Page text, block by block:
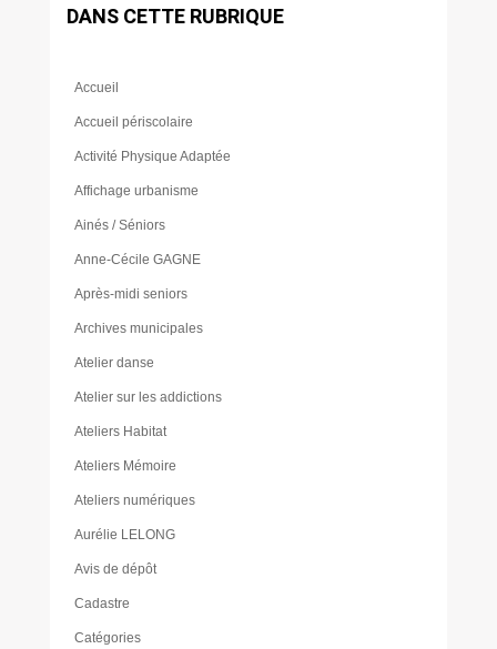
DANS CETTE RUBRIQUE
Accueil
Accueil périscolaire
Activité Physique Adaptée
Affichage urbanisme
Ainés / Séniors
Anne-Cécile GAGNE
Après-midi seniors
Archives municipales
Atelier danse
Atelier sur les addictions
Ateliers Habitat
Ateliers Mémoire
Ateliers numériques
Aurélie LELONG
Avis de dépôt
Cadastre
Catégories